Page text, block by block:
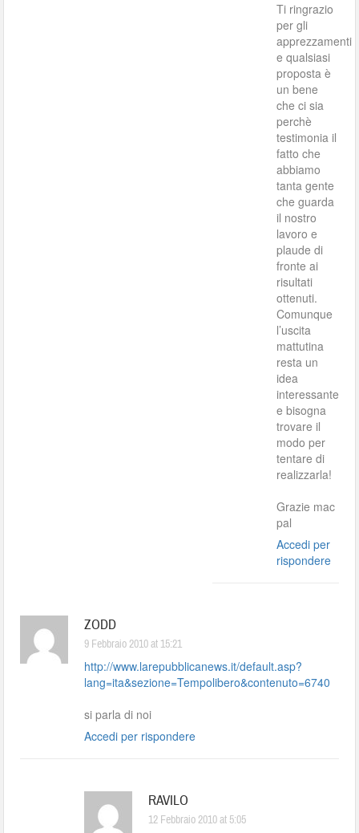
Ti ringrazio
per gli
apprezzamenti
e qualsiasi
proposta è
un bene
che ci sia
perchè
testimonia il
fatto che
abbiamo
tanta gente
che guarda
il nostro
lavoro e
plaude di
fronte ai
risultati
ottenuti.
Comunque
l’uscita
mattutina
resta un
idea
interessante
e bisogna
trovare il
modo per
tentare di
realizzarla!
Grazie mac
pal
Accedi per
rispondere
ZODD
9 Febbraio 2010 at 15:21
http://www.larepubblicanews.it/default.asp?
lang=ita&sezione=Tempolibero&contenuto=6740
si parla di noi
Accedi per rispondere
RAVILO
12 Febbraio 2010 at 5:05